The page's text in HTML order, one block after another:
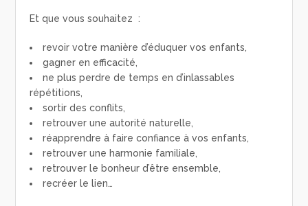
Et que vous souhaitez :
revoir votre manière d’éduquer vos enfants,
gagner en efficacité,
ne plus perdre de temps en d’inlassables
répétitions,
sortir des conflits,
retrouver une autorité naturelle,
réapprendre à faire confiance à vos enfants,
retrouver une harmonie familiale,
retrouver le bonheur d’être ensemble,
recréer le lien…